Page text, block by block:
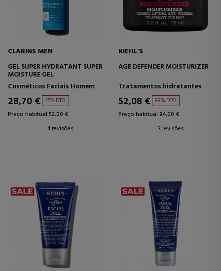
CLARINS MEN
GEL SUPER HYDRATANT SUPER
MOISTURE GEL
Cosméticos Faciais Homem
28,70 € 45% DTO.
Preço habitual 52,00 €
4 revisões
KIEHL'S
AGE DEFENDER MOISTURIZER
Tratamentos hidratantes
52,08 € 38% DTO.
Preço habitual 84,00 €
3 revisões